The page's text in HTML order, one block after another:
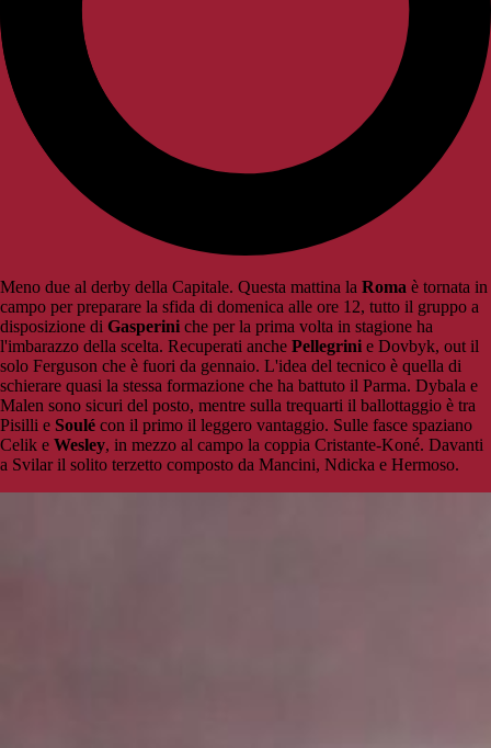
Meno due al derby della Capitale. Questa mattina la Roma è tornata in
campo per preparare la sfida di domenica alle ore 12, tutto il gruppo a
disposizione di Gasperini che per la prima volta in stagione ha
l'imbarazzo della scelta. Recuperati anche Pellegrini e Dovbyk, out il
solo Ferguson che è fuori da gennaio. L'idea del tecnico è quella di
schierare quasi la stessa formazione che ha battuto il Parma. Dybala e
Malen sono sicuri del posto, mentre sulla trequarti il ballottaggio è tra
Pisilli e Soulé con il primo il leggero vantaggio. Sulle fasce spaziano
Celik e Wesley, in mezzo al campo la coppia Cristante-Koné. Davanti
a Svilar il solito terzetto composto da Mancini, Ndicka e Hermoso.